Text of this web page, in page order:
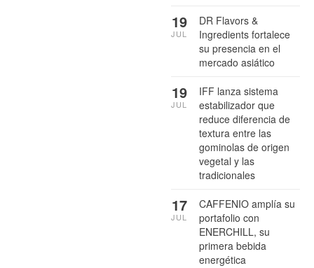
DR Flavors &
Ingredients fortalece
su presencia en el
mercado asiático
19
JUL
IFF lanza sistema
estabilizador que
reduce diferencia de
textura entre las
gominolas de origen
vegetal y las
tradicionales
19
JUL
CAFFENIO amplía su
portafolio con
ENERCHILL, su
primera bebida
energética
17
JUL